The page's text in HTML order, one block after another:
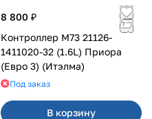
8 800 ₽
Контроллер М73 21126-
1411020-32 (1.6L) Приора
(Евро 3) (Итэлма)
Под заказ
В корзину